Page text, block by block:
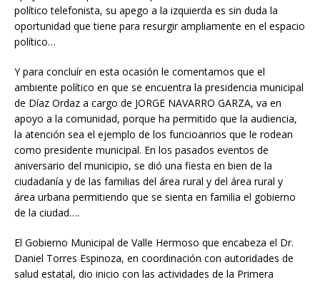
político telefonista, su apego a la izquierda es sin duda la
oportunidad que tiene para resurgir ampliamente en el espacio
político…
Y para concluír en esta ocasión le comentamos que el
ambiente político en que se encuentra la presidencia municipal
de Díaz Ordaz a cargo de JORGE NAVARRO GARZA, va en
apoyo a la comunidad, porque ha permitido que la audiencia,
la atención sea el ejemplo de los funcioanrios que le rodean
como presidente municipal. En los pasados eventos de
aniversario del municipio, se dió una fiesta en bien de la
ciudadanía y de las familias del área rural y del área rural y
área urbana permitiendo que se sienta en familia el gobierno
de la ciudad….
El Gobierno Municipal de Valle Hermoso que encabeza el Dr.
Daniel Torres Espinoza, en coordinación con autoridades de
salud estatal, dio inicio con las actividades de la Primera